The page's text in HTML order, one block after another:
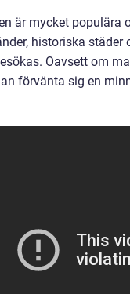
är mycket populära
historiska
Oavsett om
förvänta sig en